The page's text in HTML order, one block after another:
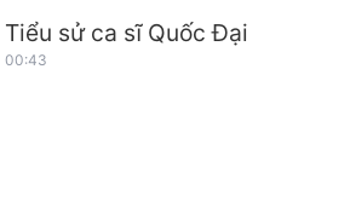
Tiểu sử ca sĩ Quốc Đại
00:43